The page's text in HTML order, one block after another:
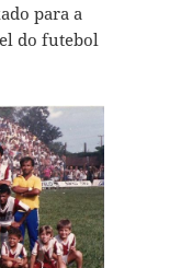
para a
do futebol